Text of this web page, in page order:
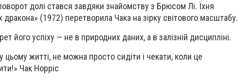
долі стався завдяки знайомству з Брюсом Лі. Їхня
(1972) перетворила Чака на зірку світового масштабу.
його успіху — не в природних даних, а в залізній дисципліні.
житті, не можна просто сидіти і чекати, коли це
Чак Норріс